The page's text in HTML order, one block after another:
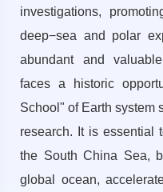
investigations,
deep−sea and polar
abundant and
faces a historic
School" of Earth system
research. It is essential
the South China Sea,
global ocean,